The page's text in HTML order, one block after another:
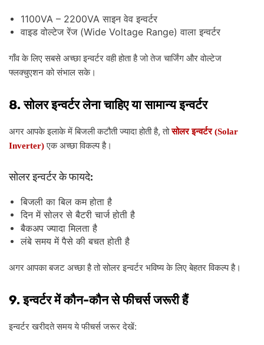
1100VA – 2200VAसाइन वेव इन्वर्टर
वाइड वोल्टेज रेंज(Wide Voltage Range)वाला इन्वर्टर
गाँव के लिए सबसे अच्छा इन्वर्टर वही होता है जो तेज चार्जिंग और वोल्टेज
फ्लक्चुएशन को संभाल सके।
8.सोलर इन्वर्टर लेना चाहिए या सामान्य इन्वर्टर
अगर आपके इलाके में बिजली कटौती ज्यादा होती है,तो सोलर इन्वर्टर(Solar
Inverter) एक अच्छा विकल्प है।
सोलर इन्वर्टर के फायदे:
बिजली का बिल कम होता है
दिन में सोलर से बैटरी चार्ज होती है
बैकअप ज्यादा मिलता है
लंबे समय में पैसे की बचत होती है
अगर आपका बजट अच्छा है तो सोलर इन्वर्टर भविष्य के लिए बेहतर विकल्प है।
9.इन्वर्टर में कौन-कौन से फीचर्स जरूरी हैं
इन्वर्टर खरीदते समय ये फीचर्स जरूर देखें: